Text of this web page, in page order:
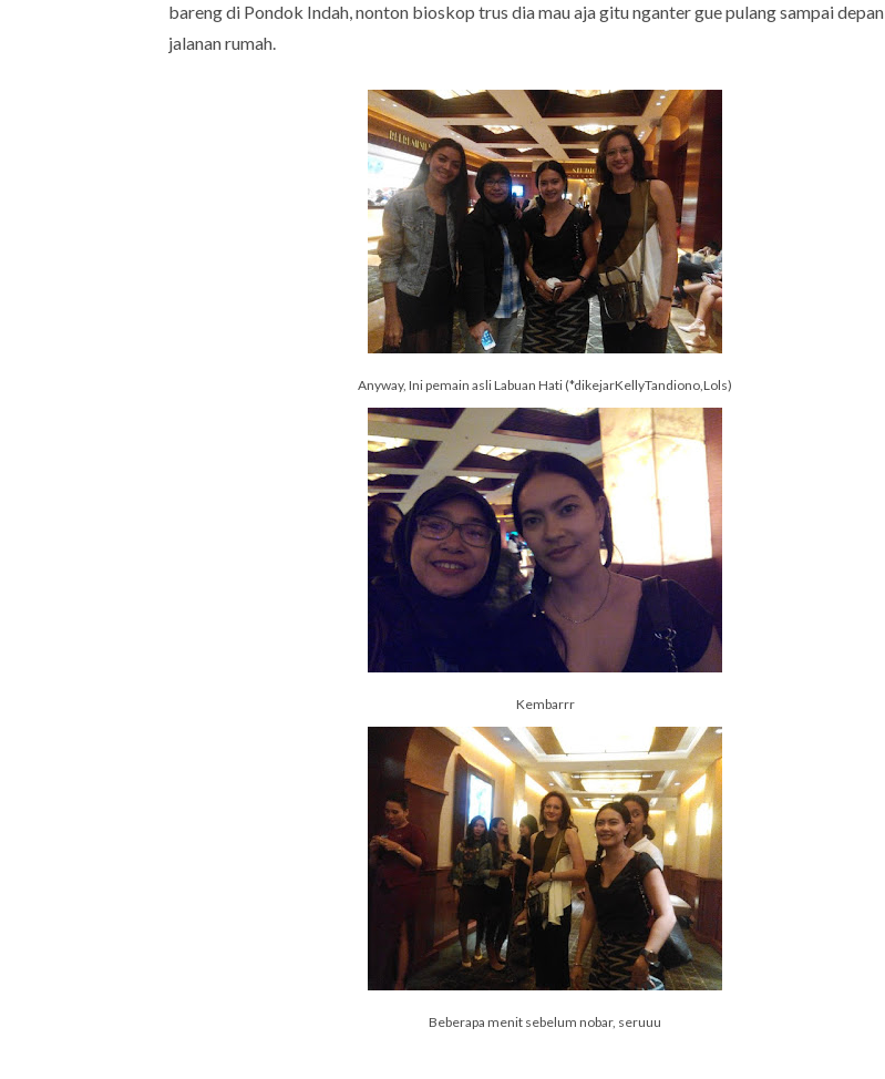
bareng di Pondok Indah, nonton bioskop trus dia mau aja gitu nganter gue pulang sampai depan
jalanan rumah.
Anyway, Ini pemain asli Labuan Hati (*dikejarKellyTandiono,Lols)
Kembarrr
Beberapa menit sebelum nobar, seruuu